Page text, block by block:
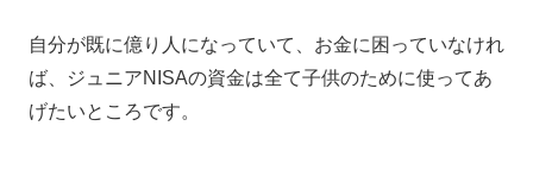
自分が既に億り人になっていて、お金に困っていなけれ
ば、ジュニアNISAの資金は全て子供のために使ってあ
げたいところです。